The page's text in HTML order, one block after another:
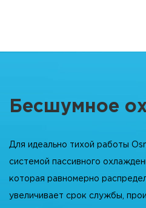
Бесшумное
Для идеально тихой работы
системой пассивного
которая равномерно
увеличивает срок службы,